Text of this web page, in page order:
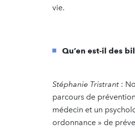
vie.
Qu’en est-il des
Stéphanie Tristrant :
parcours de
médecin et un
ordonnance » de